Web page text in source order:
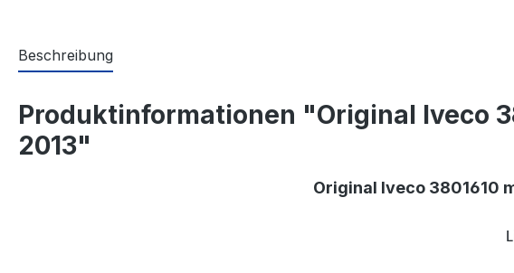
Beschreibung
Produktinformationen "Original Iveco
2013"
Original Iveco 3801610